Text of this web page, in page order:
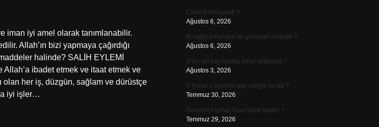
iman iyi amel olarak tanımlanabilir.
Allah’ın bizi yapmaya çağırdığı
halinde? SALİH EYLEMİ
Allah’a ibadet etmek ve itaat etmek ve
olan her iş, düzgün, sağlam ve dürüstçe
iyi işler…
Cimri’yi kim yazdı ?
Ağustos 6, 2026
Kulağın bölümleri ve görevleri nelerdir ?
Ağustos 6, 2026
8 km yol kaç dakika sürer arabayla ?
Ağustos 3, 2026
6 Şubat 2 deprem kaç saniye sürdü ?
Temmuz 30, 2026
Denizde kıyıdan nasıl balık tutulur ?
Temmuz 29, 2026